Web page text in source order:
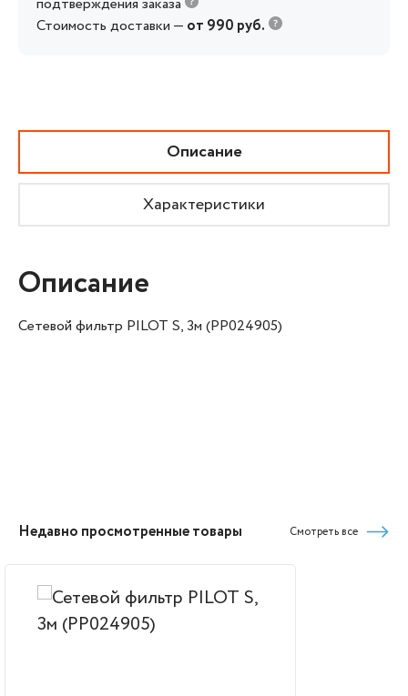
Стоимость доставки — от 990 руб.
Описание
Характеристики
Описание
Сетевой фильтр PILOT S, 3м (PP024905)
Недавно просмотренные товары Смотреть все